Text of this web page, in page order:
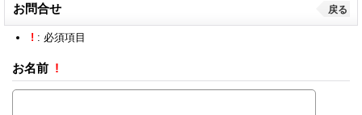
お問合せ 戻る
! : 必須項目
お名前 !